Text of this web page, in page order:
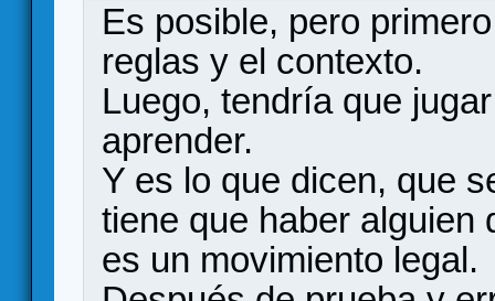
Es posible, pero
reglas y el contexto.
Luego, tendría que
aprender.
Y es lo que dicen, que
tiene que haber alguien
es un movimiento legal.